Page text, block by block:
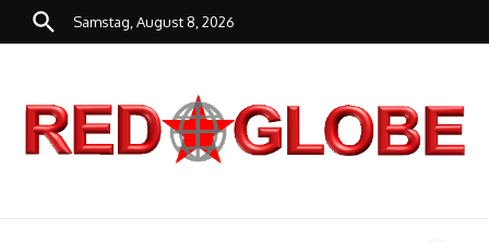
Zum Inhalt springen
Samstag, August 8, 2026